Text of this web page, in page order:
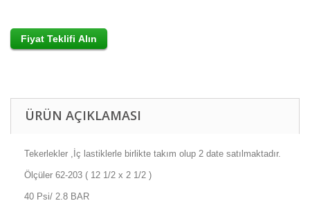
ÜRÜN AÇIKLAMASI
Tekerlekler ,İç lastiklerle birlikte takım olup 2 date satılmaktadır.
Ölçüler 62-203 ( 12 1/2 x 2 1/2 )
40 Psi/ 2.8 BAR